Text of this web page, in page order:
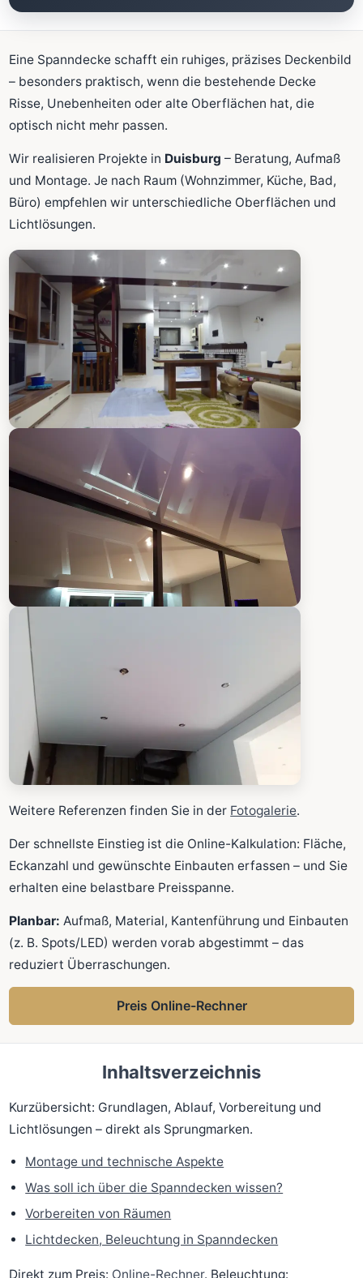
Schnellrechner
FLÄCHE (M²)
Zum Rechner
Fläche wird in den großen Rechner übernommen.
Eine Spanndecke schafft ein ruhiges, präzises Deckenbild
– besonders praktisch, wenn die bestehende Decke
Risse, Unebenheiten oder alte Oberflächen hat, die
optisch nicht mehr passen.
Wir realisieren Projekte in Duisburg – Beratung, Aufmaß
und Montage. Je nach Raum (Wohnzimmer, Küche, Bad,
Büro) empfehlen wir unterschiedliche Oberflächen und
Lichtlösungen.
Weitere Referenzen finden Sie in der Fotogalerie.
Der schnellste Einstieg ist die Online-Kalkulation: Fläche,
Eckanzahl und gewünschte Einbauten erfassen – und Sie
erhalten eine belastbare Preisspanne.
Planbar: Aufmaß, Material, Kantenführung und Einbauten
(z. B. Spots/LED) werden vorab abgestimmt – das
reduziert Überraschungen.
Preis Online-Rechner
Inhaltsverzeichnis
Kurzübersicht: Grundlagen, Ablauf, Vorbereitung und
Lichtlösungen – direkt als Sprungmarken.
Montage und technische Aspekte
Was soll ich über die Spanndecken wissen?
Vorbereiten von Räumen
Lichtdecken, Beleuchtung in Spanndecken
Direkt zum Preis: Online-Rechner. Beleuchtung: